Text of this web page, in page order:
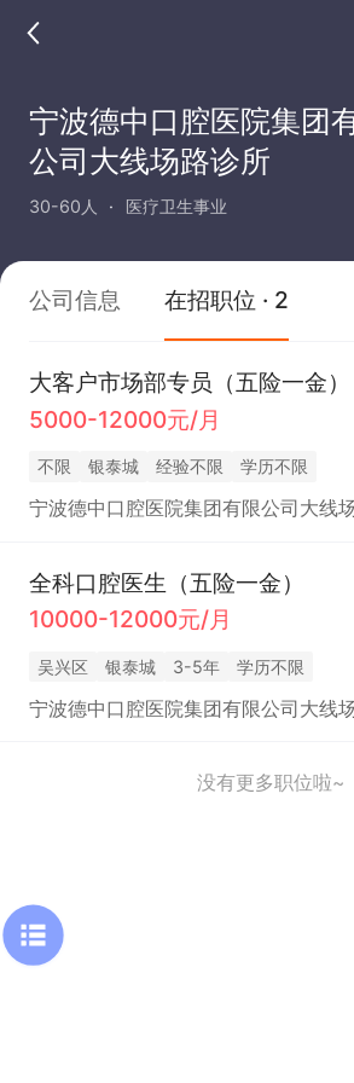
宁波德中口腔医院集团
公司大线场路诊所
30-60人 医疗卫生事业
公司信息 在招职位 · 2
大客户市场部专员（五险一金）
5000-12000元/月
不限 银泰城 经验不限 学历不限
宁波德中口腔医院集团有限公司大线
全科口腔医生（五险一金）
10000-12000元/月
吴兴区 银泰城 3-5年 学历不限
宁波德中口腔医院集团有限公司大线
没有更多职位啦~